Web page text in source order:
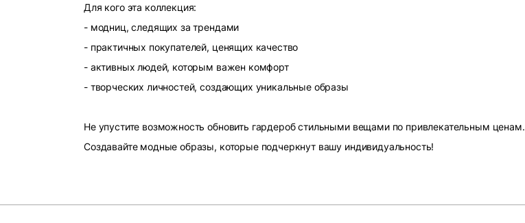
Для кого эта коллекция:
- модниц, следящих за трендами
- практичных покупателей, ценящих качество
- активных людей, которым важен комфорт
- творческих личностей, создающих уникальные образы
Не упустите возможность обновить гардероб стильными вещами по привлекательным ценам.
Создавайте модные образы, которые подчеркнут вашу индивидуальность!